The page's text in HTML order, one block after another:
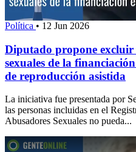
Política • 12 Jun 2026
Diputado propone excluir
sexuales de la
de reproducción asistida
La iniciativa fue presentada por
las personas incluidas en el
Abusadores Sexuales no pueda...